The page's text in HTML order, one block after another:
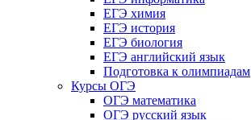
ЕГЭ химия
ЕГЭ история
ЕГЭ биология
ЕГЭ английский язык
Подготовка к олимпиадам
Курсы ОГЭ
ОГЭ математика
ОГЭ русский язык